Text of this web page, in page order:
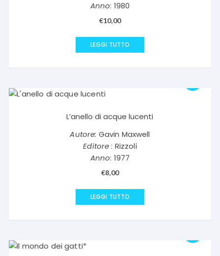
Anno: 1980
€10,00
LEGGI TUTTO
L’anello di acque lucenti
Autore: Gavin Maxwell
Editore: Rizzoli
Anno: 1977
€8,00
LEGGI TUTTO